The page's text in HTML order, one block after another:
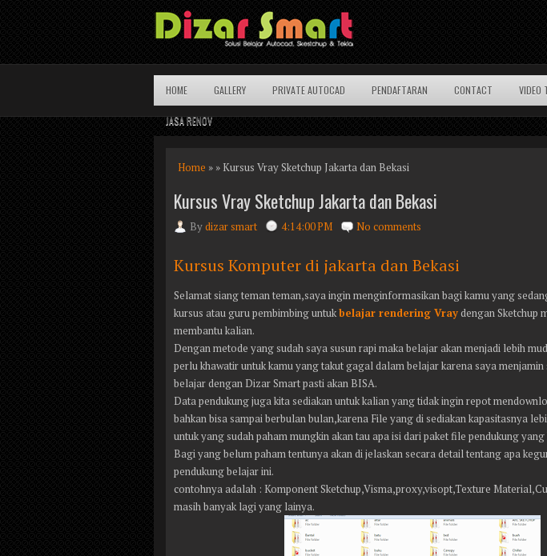
HOME GALLERY PRIVATE AUTOCAD PENDAFTARAN CONTACT VIDEO
JASA RENOV
Home » » Kursus Vray Sketchup Jakarta dan Bekasi
Kursus Vray Sketchup Jakarta dan Bekasi
Bydizar smart 4:14:00 PM No comments
Kursus Komputer di jakarta dan Bekasi
Selamat siang teman teman,saya ingin menginformasikan bagi kamu yang
kursus atau guru pembimbing untukbelajar rendering Vraydengan Sketchup
membantu kalian.
Dengan metode yang sudah saya susun rapi maka belajar akan menjadi lebih
perlu khawatir untuk kamu yang takut gagal dalam belajar karena saya menjamin
belajar dengan Dizar Smart pasti akan BISA.
Data pendukung juga kita sediakan untuk kalian yang tidak ingin repot
bahkan bisa sampai berbulan bulan,karena File yang di sediakan kapasitasnya
untuk yang sudah paham mungkin akan tau apa isi dari paket file pendukung yang
Bagi yang belum paham tentunya akan di jelaskan secara detail tentang apa
pendukung belajar ini.
contohnya adalah : Komponent Sketchup,Visma,proxy,visopt,Texture
masih banyak lagi yang lainya.